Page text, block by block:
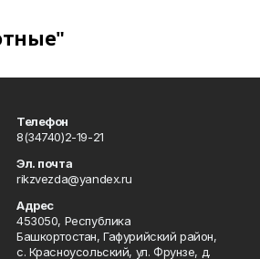
Телефон
8(34740)2-19-21
Эл. почта
rikzvezda@yandex.ru
Адрес
453050, Республика
Башкортостан, Гафурийский район,
с. Красноусольский, ул. Фрунзе, д.